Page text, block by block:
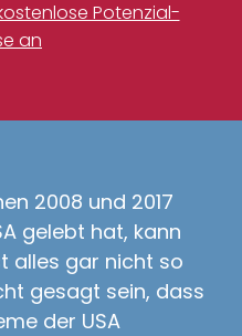
Potenzial-
an
2008 und 2017
gelebt hat, kann
alles gar nicht so
gesagt sein, dass
der USA